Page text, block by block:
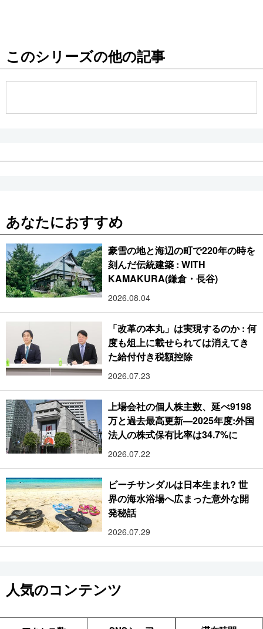
お知らせ
このシリーズの他の記事
あなたにおすすめ
豪雪の地と海辺の町で220年の時を
刻んだ伝統建築 : WITH
KAMAKURA(鎌倉・長谷)
2026.08.04
「改革の本丸」は実現するのか : 何
度も俎上に載せられては消えてき
た給付付き税額控除
2026.07.23
上場会社の個人株主数、延べ9198
万と過去最高更新―2025年度:外国
法人の株式保有比率は34.7%に
2026.07.22
ビーチサンダルは日本生まれ? 世
界の海水浴場へ広まった意外な開
発秘話
2026.07.29
人気のコンテンツ